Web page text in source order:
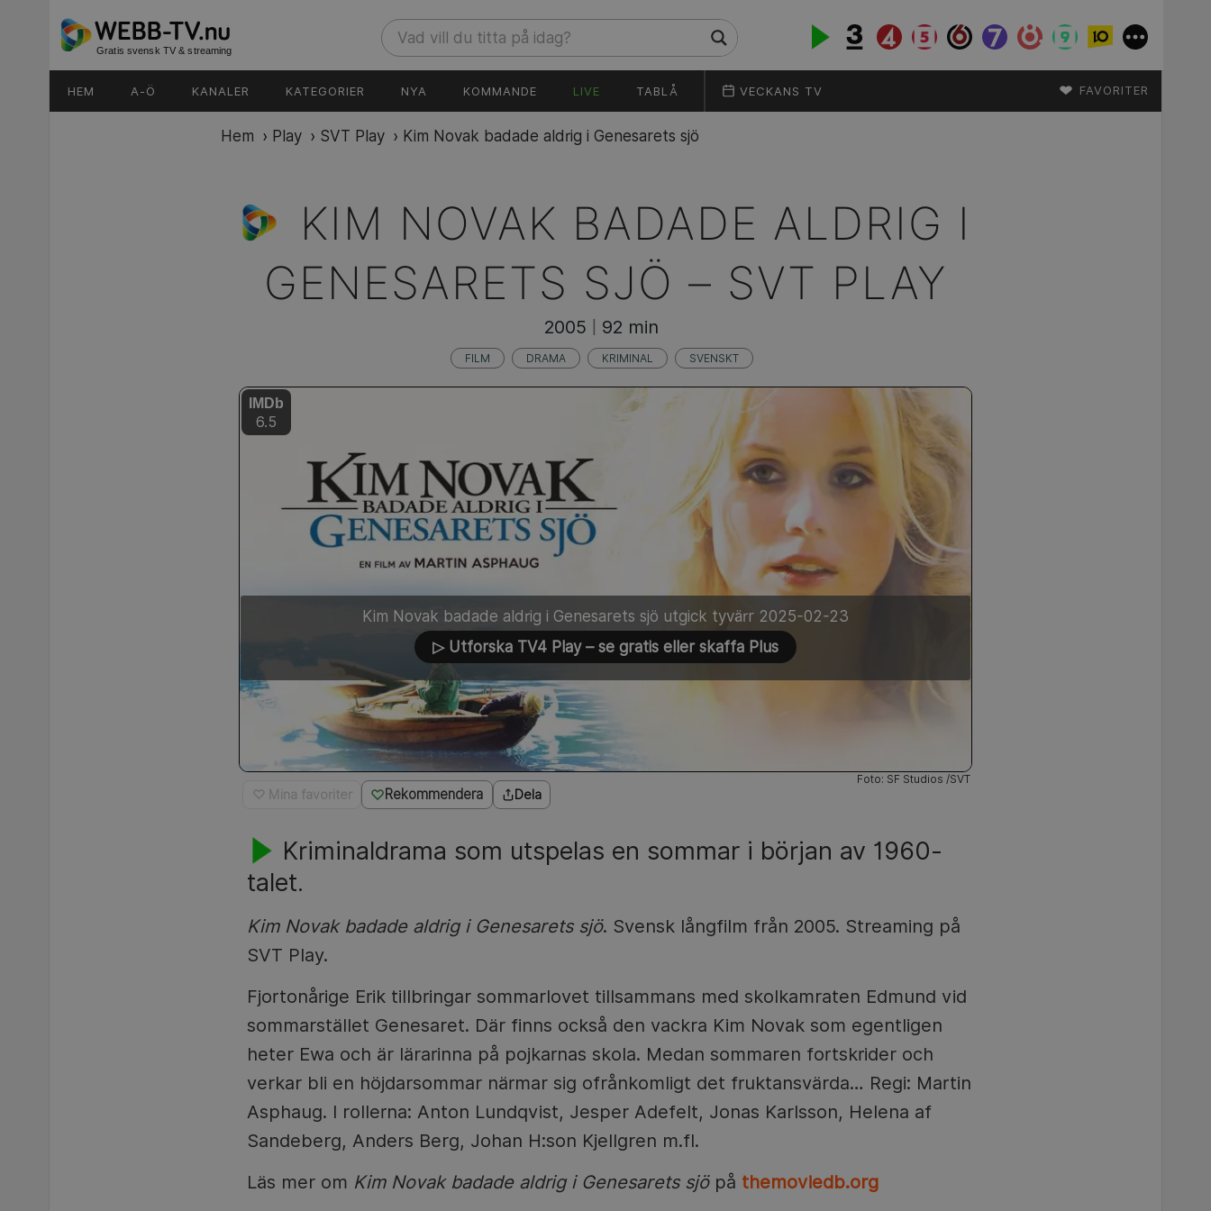
Gratis svensk TV & streaming
HEM A-Ö KANALER KATEGORIER NYA KOMMANDE LIVE TABLÅ VECKANS TV ♥ FAVORITER
Hem › Play › SVT Play › Kim Novak badade aldrig i Genesarets sjö
KIM NOVAK BADADE ALDRIG I
GENESARETS SJÖ – SVT PLAY
♡ Mina favoriter Rekommendera Dela
Kriminaldrama som utspelas en sommar i början av 1960-
talet.
Kim Novak badade aldrig i Genesarets sjö. Svensk långfilm från 2005. Streaming på
SVT Play.
Fjortonårige Erik tillbringar sommarlovet tillsammans med skolkamraten Edmund vid
sommarstället Genesaret. Där finns också den vackra Kim Novak som egentligen
heter Ewa och är lärarinna på pojkarnas skola. Medan sommaren fortskrider och
verkar bli en höjdarsommar närmar sig ofrånkomligt det fruktansvärda… Regi: Martin
Asphaug. I rollerna: Anton Lundqvist, Jesper Adefelt, Jonas Karlsson, Helena af
Sandeberg, Anders Berg, Johan H:son Kjellgren m.fl.
Läs mer om Kim Novak badade aldrig i Genesarets sjöpå themoviedb.org
Foto: SF Studios /SVT
Kim Novak badade aldrig i Genesarets sjö utgick tyvärr 2025-02-23
▷ Utforska TV4 Play – se gratis eller skaffa Plus
2005 92 min
FILM DRAMA KRIMINAL SVENSKT
IMDb
6.5